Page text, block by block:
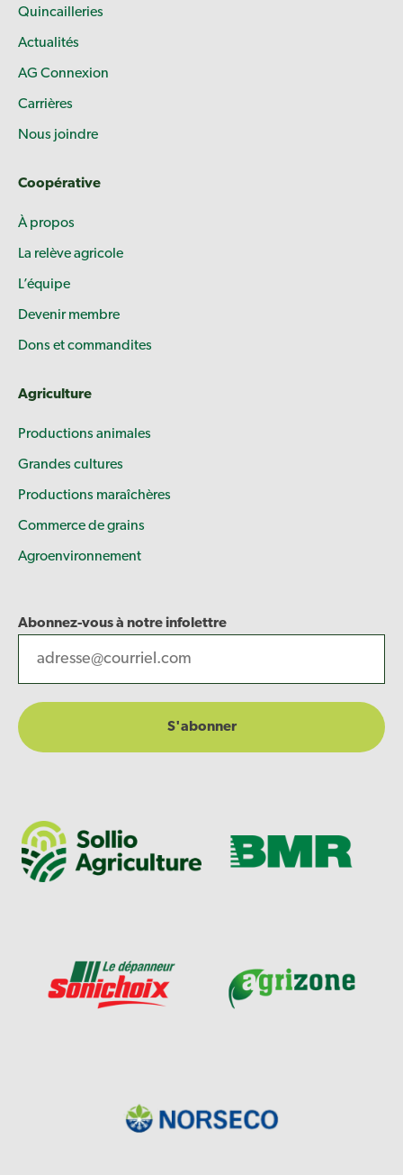
Quincailleries
Actualités
AG Connexion
Carrières
Nous joindre
Coopérative
À propos
La relève agricole
L’équipe
Devenir membre
Dons et commandites
Agriculture
Productions animales
Grandes cultures
Productions maraîchères
Commerce de grains
Agroenvironnement
Abonnez-vous à notre infolettre